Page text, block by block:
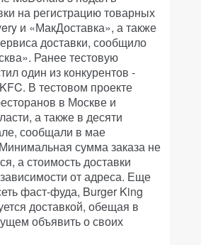
на регистрацию товарных
и «МакДоставка», а также
доставки, сообщило
Ранее тестовую
один из конкурентов
В тестовом проекте
в Москве и
а также в десяти
сообщали в мае
сумма заказа не
а стоимость доставки
от адреса. Еще
фаст-фуда, Burger King
доставкой, обещая в
объявить о своих